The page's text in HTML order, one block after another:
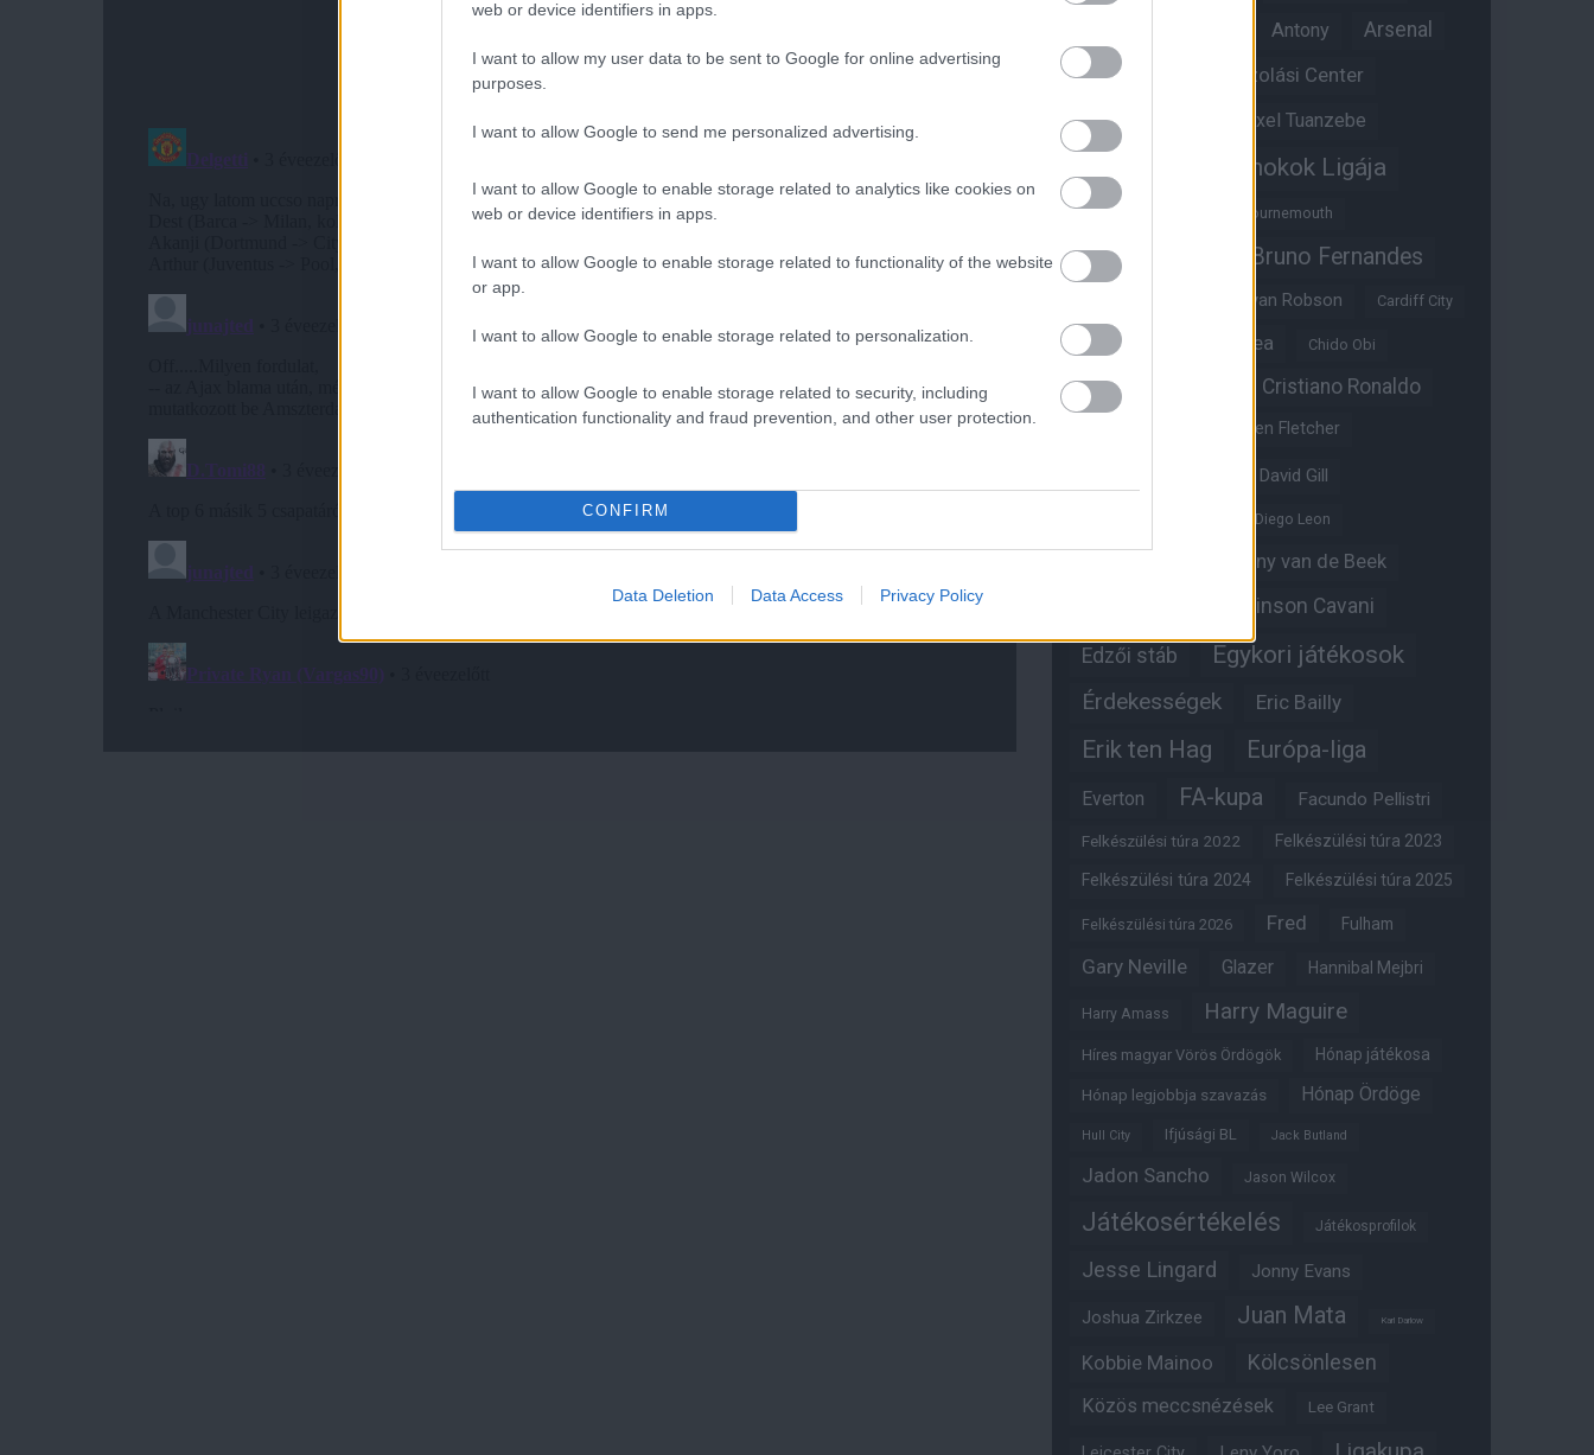
web or device identifiers in apps.
I want to allow my user data to be sent to Google for online advertising
purposes.
I want to allow Google to send me personalized advertising.
I want to allow Google to enable storage related to analytics like cookies on
web or device identifiers in apps.
I want to allow Google to enable storage related to functionality of the website
or app.
I want to allow Google to enable storage related to personalization.
I want to allow Google to enable storage related to security, including
authentication functionality and fraud prevention, and other user protection.
CONFIRM
Data Deletion Data Access Privacy Policy
Antony Arsenal
Aston Villa Átigazolási Center
Átigazolások Axel Tuanzebe
Bajnokok Ligája
Benjamin Sesko Bournemouth
Brandon Williams Bruno Fernandes
Bryan Robson Cardiff City
Casemiro Chelsea Chido Obi
Christian Eriksen Cristiano Ronaldo
Darren Fletcher
David Gill
Diego Leon
Donny van de Beek
Edinson Cavani
Edzői stáb Egykori játékosok
Érdekességek Eric Bailly
Erik ten Hag Európa-liga
Everton FA-kupa Facundo Pellistri
Felkészülési túra 2022 Felkészülési túra 2023
Felkészülési túra 2024 Felkészülési túra 2025
Felkészülési túra 2026 Fred Fulham
Gary Neville Glazer Hannibal Mejbri
Harry Amass Harry Maguire
Híres magyar Vörös Ördögök Hónap játékosa
Hónap legjobbja szavazás Hónap Ördöge
Hull City Ifjúsági BL Jack Butland
Jadon Sancho Jason Wilcox
Játékosértékelés Játékosprofilok
Jesse Lingard Jonny Evans
Joshua Zirkzee Juan Mata Karl Darlow
Kobbie Mainoo Kölcsönlesen
Közös meccsnézések Lee Grant